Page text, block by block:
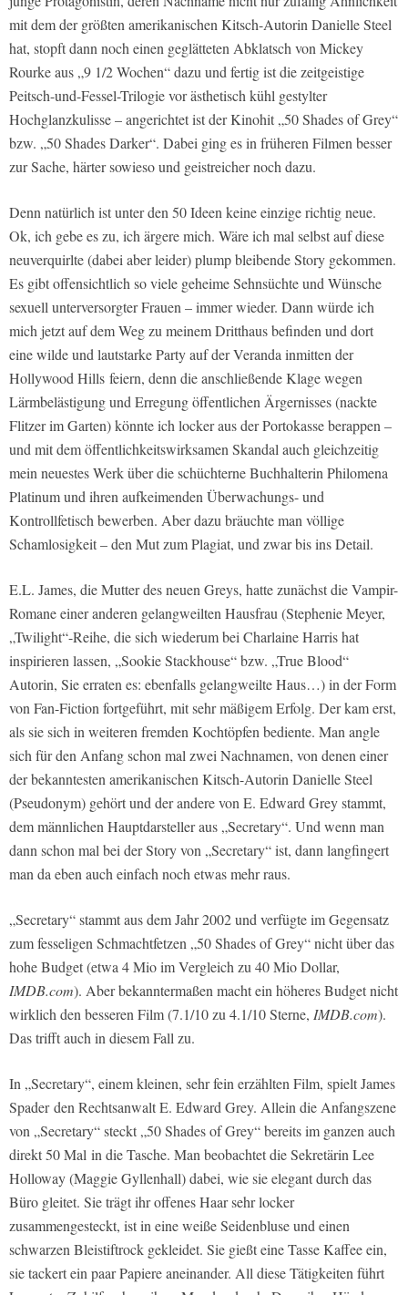
mit dem der größten amerikanischen Kitsch-Autorin Danielle Steel
hat, stopft dann noch einen geglätteten Abklatsch von Mickey
Rourke aus „9 1/2 Wochen“ dazu und fertig ist die zeitgeistige
Peitsch-und-Fessel-Trilogie vor ästhetisch kühl gestylter
Hochglanzkulisse – angerichtet ist der Kinohit „50 Shades of Grey“
bzw. „50 Shades Darker“. Dabei ging es in früheren Filmen besser
zur Sache, härter sowieso und geistreicher noch dazu.
Denn natürlich ist unter den 50 Ideen keine einzige richtig neue.
Ok, ich gebe es zu, ich ärgere mich. Wäre ich mal selbst auf diese
neuverquirlte (dabei aber leider) plump bleibende Story gekommen.
Es gibt offensichtlich so viele geheime Sehnsüchte und Wünsche
sexuell unterversorgter Frauen – immer wieder. Dann würde ich
mich jetzt auf dem Weg zu meinem Dritthaus befinden und dort
eine wilde und lautstarke Party auf der Veranda inmitten der
Hollywood Hills feiern, denn die anschließende Klage wegen
Lärmbelästigung und Erregung öffentlichen Ärgernisses (nackte
Flitzer im Garten) könnte ich locker aus der Portokasse berappen –
und mit dem öffentlichkeitswirksamen Skandal auch gleichzeitig
mein neuestes Werk über die schüchterne Buchhalterin Philomena
Platinum und ihren aufkeimenden Überwachungs- und
Kontrollfetisch bewerben. Aber dazu bräuchte man völlige
Schamlosigkeit – den Mut zum Plagiat, und zwar bis ins Detail.
E.L. James, die Mutter des neuen Greys, hatte zunächst die Vampir-
Romane einer anderen gelangweilten Hausfrau (Stephenie Meyer,
„Twilight“-Reihe, die sich wiederum bei Charlaine Harris hat
inspirieren lassen, „Sookie Stackhouse“ bzw. „True Blood“
Autorin, Sie erraten es: ebenfalls gelangweilte Haus…) in der Form
von Fan-Fiction fortgeführt, mit sehr mäßigem Erfolg. Der kam erst,
als sie sich in weiteren fremden Kochtöpfen bediente. Man angle
sich für den Anfang schon mal zwei Nachnamen, von denen einer
der bekanntesten amerikanischen Kitsch-Autorin Danielle Steel
(Pseudonym) gehört und der andere von E. Edward Grey stammt,
dem männlichen Hauptdarsteller aus „Secretary“. Und wenn man
dann schon mal bei der Story von „Secretary“ ist, dann langfingert
man da eben auch einfach noch etwas mehr raus.
„Secretary“ stammt aus dem Jahr 2002 und verfügte im Gegensatz
zum fesseligen Schmachtfetzen „50 Shades of Grey“ nicht über das
hohe Budget (etwa 4 Mio im Vergleich zu 40 Mio Dollar,
IMDB.com). Aber bekanntermaßen macht ein höheres Budget nicht
wirklich den besseren Film (7.1/10 zu 4.1/10 Sterne, IMDB.com).
Das trifft auch in diesem Fall zu.
In „Secretary“, einem kleinen, sehr fein erzählten Film, spielt James
Spader den Rechtsanwalt E. Edward Grey. Allein die Anfangszene
von „Secretary“ steckt „50 Shades of Grey“ bereits im ganzen auch
direkt 50 Mal in die Tasche. Man beobachtet die Sekretärin Lee
Holloway (Maggie Gyllenhall) dabei, wie sie elegant durch das
Büro gleitet. Sie trägt ihr offenes Haar sehr locker
zusammengesteckt, ist in eine weiße Seidenbluse und einen
schwarzen Bleistiftrock gekleidet. Sie gießt eine Tasse Kaffee ein,
sie tackert ein paar Papiere aneinander. All diese Tätigkeiten führt